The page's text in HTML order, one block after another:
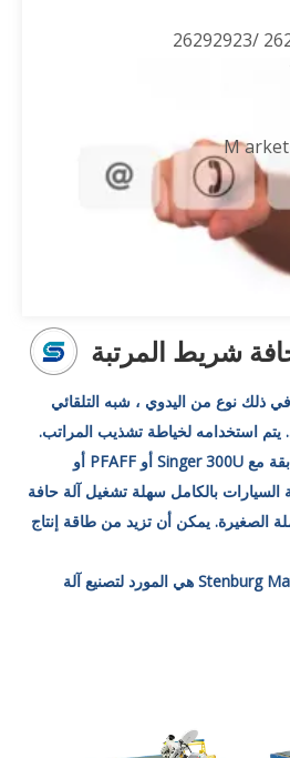
M
شريط المرتبة
ذلك نوع من اليدوي ، شبه التلقائي
يتم استخدامه لخياطة تشذيب المراتب.
يمكن أن تكون هذه الآلة متطابقة مع Singer 300U أو PFAFF أو
السيارات بالكامل سهلة تشغيل آلة حافة
الصغيرة. يمكن أن تزيد من طاقة إنتاج
Stenburg Mattress Machinery Co Ltd.it هي المورد لتصنيع آلة